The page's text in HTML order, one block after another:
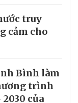
truy
cảm cho
Bình làm
trình
của